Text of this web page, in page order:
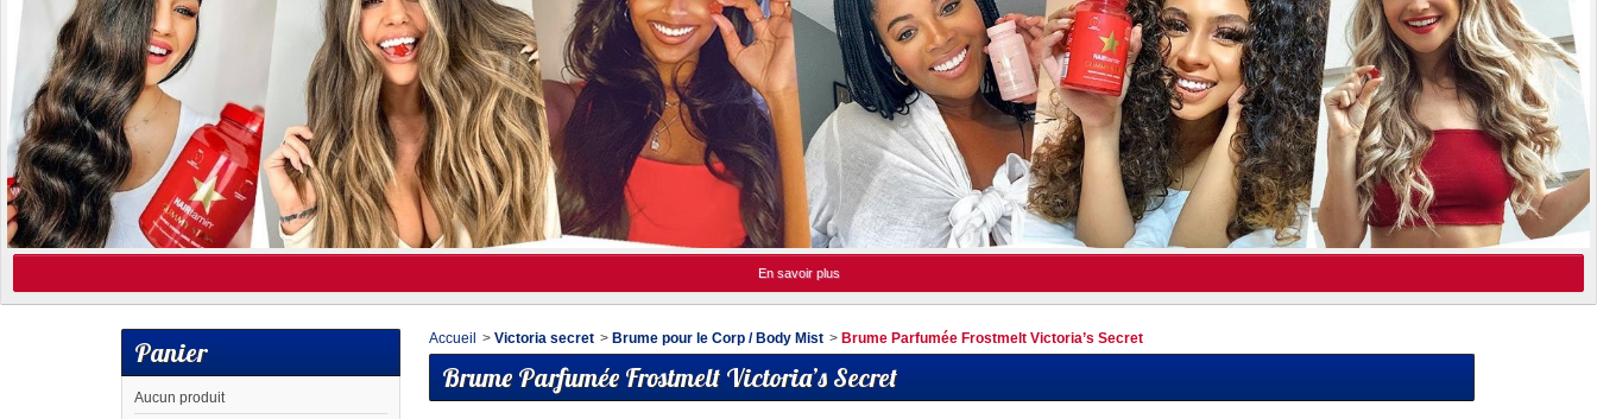
En savoir plus
Panier
Aucun produit
Accueil > Victoria secret > Brume pour le Corp / Body Mist > Brume Parfumée Frostmelt Victoria’s Secret
Brume Parfumée Frostmelt Victoria’s Secret